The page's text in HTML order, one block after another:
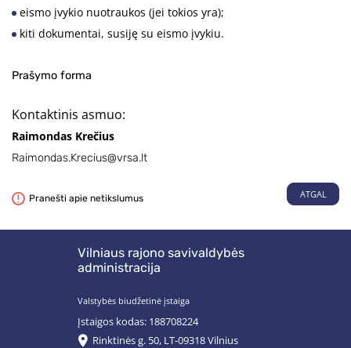
eismo įvykio nuotraukos (jei tokios yra);
kiti dokumentai, susiję su eismo įvykiu.
Prašymo forma
Kontaktinis asmuo:
Raimondas Krečius
Raimondas.Krecius@vrsa.lt
Pranešti apie netikslumus ATGAL
Vilniaus rajono savivaldybės
administracija
Valstybės biudžetinė įstaiga
Įstaigos kodas: 188708224
Rinktinės g. 50, LT-09318 Vilnius